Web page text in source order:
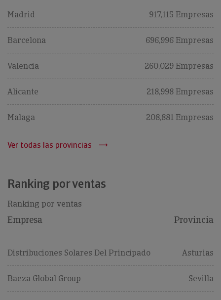
Madrid 917,115 Empresas
Barcelona 696,996 Empresas
Valencia 260,029 Empresas
Alicante 218,998 Empresas
Malaga 208,881 Empresas
Ver todas las provincias
Ranking por ventas
Ranking por ventas
Empresa Provincia
Distribuciones Solares Del Principado Asturias
Baeza Global Group Sevilla